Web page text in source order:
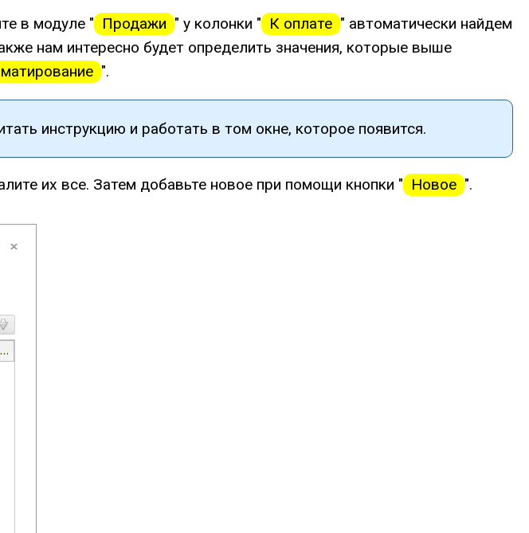
в модуле " Продажи " у колонки " К оплате " автоматически найдем
нам интересно будет определить значения, которые выше
".
инструкцию и работать в том окне, которое появится.
их все. Затем добавьте новое при помощи кнопки " Новое ".